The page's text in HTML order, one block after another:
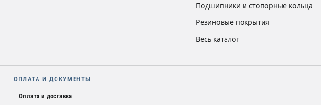
Подшипники и стопорные кольца
Резиновые покрытия
Весь каталог
ОПЛАТА И ДОКУМЕНТЫ
Оплата и доставка